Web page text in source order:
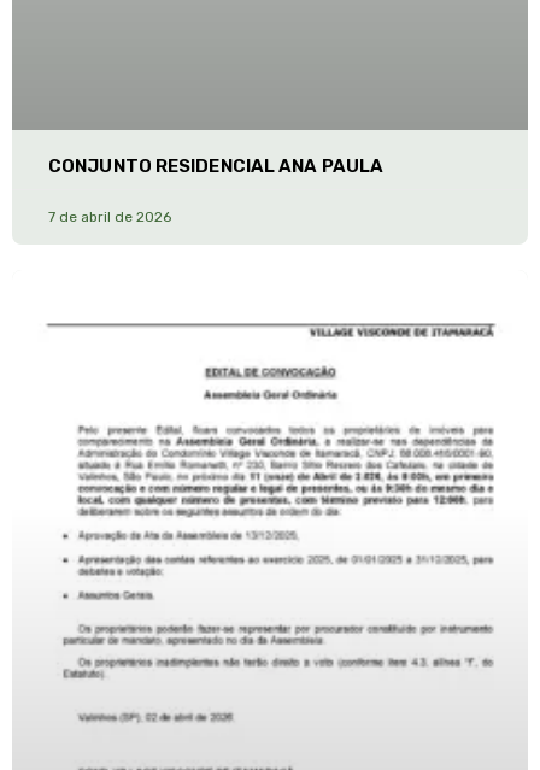
CONJUNTO RESIDENCIAL ANA PAULA
7 de abril de 2026